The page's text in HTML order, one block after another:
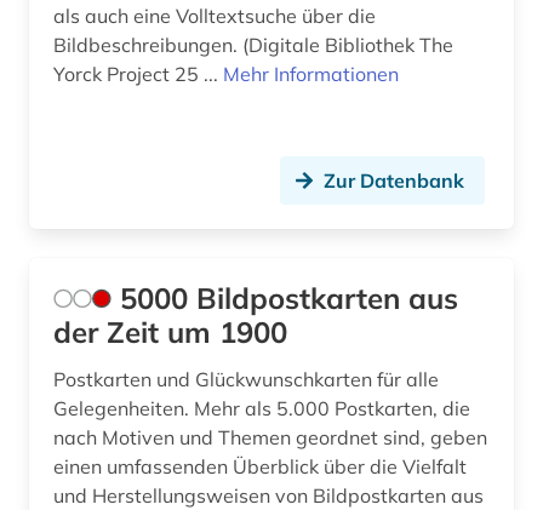
darstellend kunst (1)
darstellende kunst (3)
das große tucher-geschlechterbuch (1)
ddr&gt (1)
historiker; maler; zeichner (1)
dekorative kunst (1)
denkmal (5)
als auch eine Volltextsuche über die
Bildbeschreibungen. (Digitale Bibliothek The
Yorck Project 25 ... Mehr Informationen
Zur Datenbank
5000 Bildpostkarten aus
der Zeit um 1900
Postkarten und Glückwunschkarten für alle
Gelegenheiten. Mehr als 5.000 Postkarten, die
nach Motiven und Themen geordnet sind, geben
einen umfassenden Überblick über die Vielfalt
und Herstellungsweisen von Bildpostkarten aus